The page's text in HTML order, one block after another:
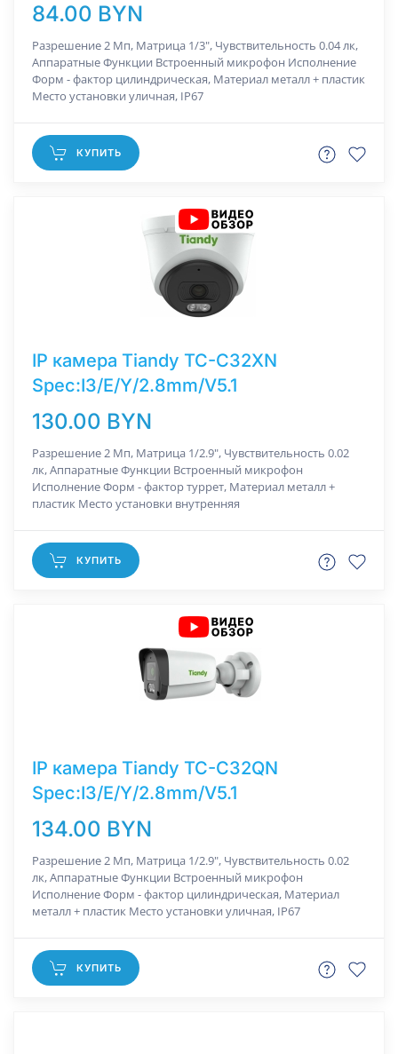
84.00 BYN
Разрешение 2 Мп, Матрица 1/3", Чувствительность 0.04 лк,
Аппаратные Функции Встроенный микрофон Исполнение
Форм - фактор цилиндрическая, Материал металл + пластик
Место установки уличная, IP67
КУПИТЬ
IP камера Tiandy TC-C32XN
Spec:I3/E/Y/2.8mm/V5.1
130.00 BYN
Разрешение 2 Мп, Матрица 1/2.9", Чувствительность 0.02
лк, Аппаратные Функции Встроенный микрофон
Исполнение Форм - фактор туррет, Материал металл +
пластик Место установки внутренняя
КУПИТЬ
IP камера Tiandy TC-C32QN
Spec:I3/E/Y/2.8mm/V5.1
134.00 BYN
Разрешение 2 Мп, Матрица 1/2.9", Чувствительность 0.02
лк, Аппаратные Функции Встроенный микрофон
Исполнение Форм - фактор цилиндрическая, Материал
металл + пластик Место установки уличная, IP67
КУПИТЬ